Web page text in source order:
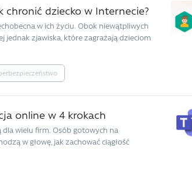
chronić dziecko w Internecie?
w ich życiu. Obok niewątpliwych
jednak zjawiska, które zagrażają dzieciom
online w 4 krokach
dla wielu firm. Osób gotowych na
w głowę, jak zachować ciągłość